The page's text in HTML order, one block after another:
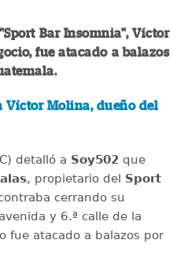
Bar Insomnia", Víctor
fue atacado a balazos
Víctor Molina, dueño del
detalló a Soy502que
, propietario del Sport
cerrando su
y 6.ª calle de la
fue atacado a balazos por